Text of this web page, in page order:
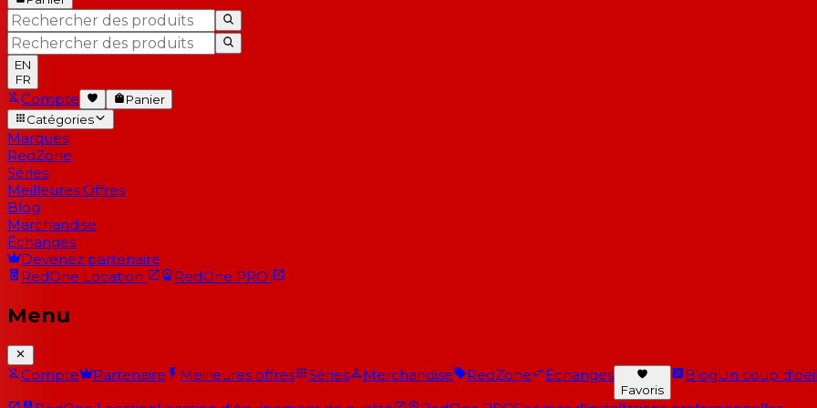
EN
FR
Compte
Panier
Catégories
Marques
RedZone
Séries
Meilleures Offres
Blog
Marchandise
Échanges
Devenez partenaire
RedOne Location RedOne PRO
Menu
Compte Partenaire Meilleures offres Séries Merchandise RedZone Échanges
Favoris
BlogUn coup